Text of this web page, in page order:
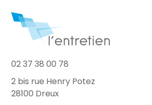
02 37 38 00 78
2 bis rue Henry Potez
28100 Dreux